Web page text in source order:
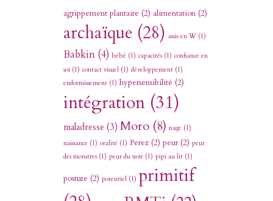
agrippement plantaire (2) alimentation(2)
archaïque (28) assis en W(1)
Babkin(4) bébé (1) capacités(1) confiance en
soi(1) contact visuel(1) développement(1)
endormissement(1) hypersensibilité (2)
intégration(31)
maladresse (3) Moro(8) nage (1)
naissance (1) oralité (1) Perez(2) peur(2) peur
des monstres(1) peur du noir(1) pipi au lit(1)
posture (2) potentiel(1) primitif